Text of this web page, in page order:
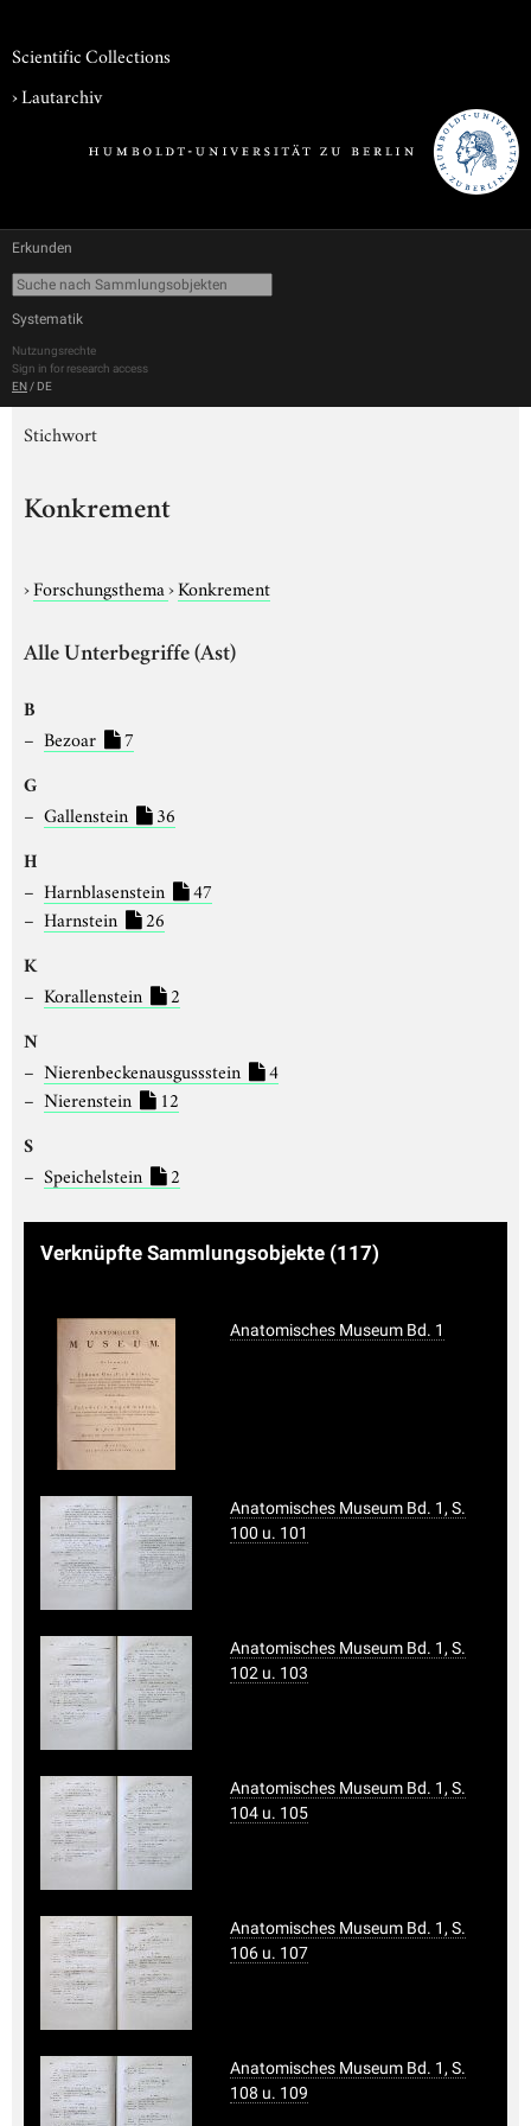
Scientific Collections
›Lautarchiv
Erkunden
Systematik
Nutzungsrechte
Sign in for research access
EN / DE
Stichwort
Konkrement
›Forschungsthema›Konkrement
Alle Unterbegriffe (Ast)
B
Bezoar 7
G
Gallenstein 36
H
Harnblasenstein
47
Harnstein
26
K
Korallenstein 2
N
Nierenbeckenausgussstein
4
Nierenstein
12
S
Speichelstein 2
Verknüpfte Sammlungsobjekte (117)
Anatomisches Museum Bd. 1
Anatomisches Museum Bd. 1, S.
100 u. 101
Anatomisches Museum Bd. 1, S.
102 u. 103
Anatomisches Museum Bd. 1, S.
104 u. 105
Anatomisches Museum Bd. 1, S.
106 u. 107
Anatomisches Museum Bd. 1, S.
108 u. 109